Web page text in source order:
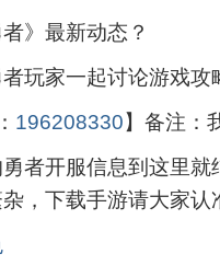
》最新动态？
玩家一起讨论游戏攻
196208330】备注：
者开服信息到这里就
，下载手游请大家认